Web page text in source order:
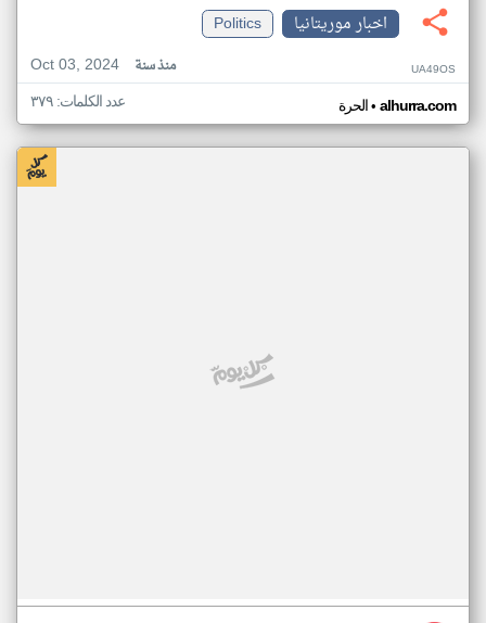
اخبار موريتانيا
Politics
Oct 03, 2024
منذ سنة UA49OS
الحرة• alhurra.com عدد الكلمات: ٣٧٩